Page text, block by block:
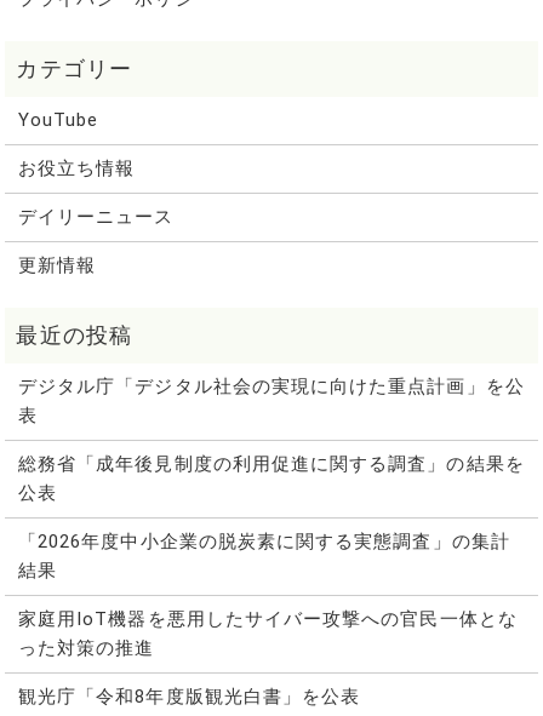
YouTube
お役立ち情報
デイリーニュース
更新情報
デジタル庁「デジタル社会の実現に向けた重点計画」を公
表
総務省「成年後見制度の利用促進に関する調査」の結果を
公表
「2026年度中小企業の脱炭素に関する実態調査」の集計
結果
家庭用IoT機器を悪用したサイバー攻撃への官民一体とな
った対策の推進
観光庁「令和8年度版観光白書」を公表